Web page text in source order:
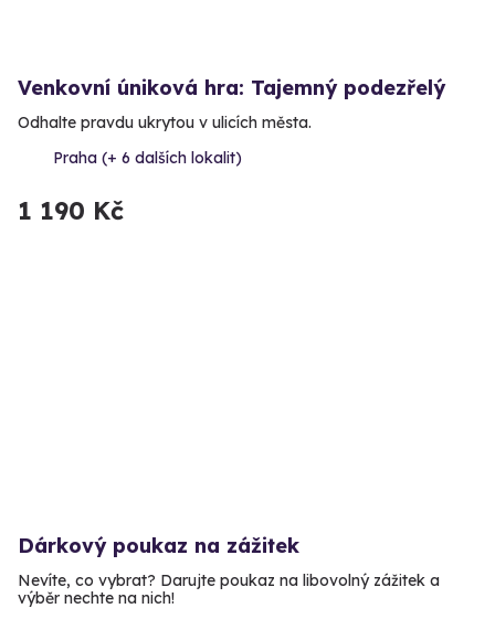
Venkovní úniková hra: Tajemný podezřelý
Odhalte pravdu ukrytou v ulicích města.
Praha (+ 6 dalších lokalit)
1 190 Kč
Dárkový poukaz na zážitek
Nevíte, co vybrat? Darujte poukaz na libovolný zážitek a
výběr nechte na nich!